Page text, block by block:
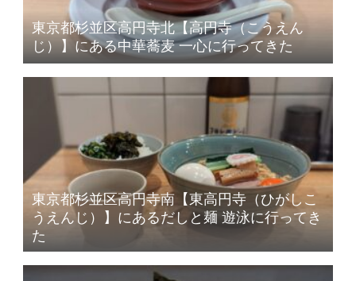
東京都杉並区高円寺北【高円寺（こうえん
じ）】にある中華蕎麦 一心に行ってきた
東京都杉並区高円寺南【東高円寺（ひがしこ
うえんじ）】にあるだしと麺 遊泳に行ってき
た